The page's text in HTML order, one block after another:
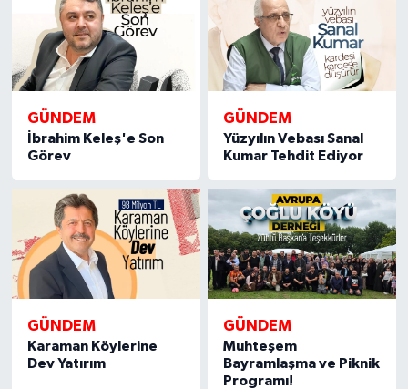
GÜNDEM
İbrahim Keleş'e Son
Görev
GÜNDEM
Yüzyılın Vebası Sanal
Kumar Tehdit Ediyor
GÜNDEM
Karaman Köylerine
Dev Yatırım
GÜNDEM
Muhteşem
Bayramlaşma ve Piknik
Programı!